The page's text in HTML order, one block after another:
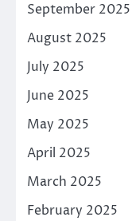
September 2025
August 2025
July 2025
June 2025
May 2025
April 2025
March 2025
February 2025